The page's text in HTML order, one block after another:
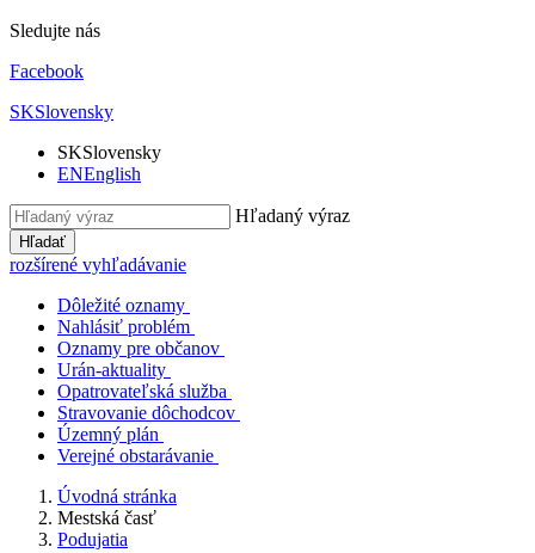
Sledujte nás
Facebook
SKSlovensky
SKSlovensky
ENEnglish
Hľadaný výraz
Hľadať
rozšírené vyhľadávanie
Dôležité oznamy
Nahlásiť problém
Oznamy pre občanov
Urán-aktuality
Opatrovateľská služba
Stravovanie dôchodcov
Územný plán
Verejné obstarávanie
Úvodná stránka
Mestská časť
Podujatia